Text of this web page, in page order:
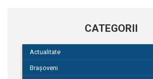
CATEGORII
Actualitate
Brașoveni